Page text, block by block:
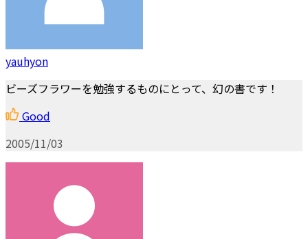
yauhyon
ビーズフラワーを勉強するものにとって、幻の書です！
Good
2005/11/03